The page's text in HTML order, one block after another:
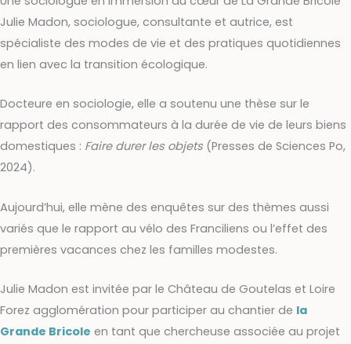
Julie Madon, sociologue, consultante et autrice, est
spécialiste des modes de vie et des pratiques quotidiennes
en lien avec la transition écologique.
Docteure en sociologie, elle a soutenu une thèse sur le
rapport des consommateurs à la durée de vie de leurs biens
domestiques : Faire durer les objets (Presses de Sciences Po,
2024).
Aujourd’hui, elle mène des enquêtes sur des thèmes aussi
variés que le rapport au vélo des Franciliens ou l’effet des
premières vacances chez les familles modestes.
Julie Madon est invitée par le Château de Goutelas et Loire
Forez agglomération pour participer au chantier de la
Grande Bricole en tant que chercheuse associée au projet